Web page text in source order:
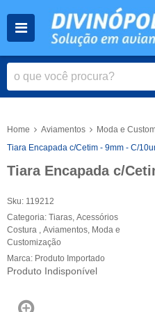
Home Aviamentos Moda e
Tiara Encapada c/Cetim - 9mm - C/
Tiara Encapada c/
Sku: 119212
Categoria: Tiaras Acessórios
Costura
Aviamentos Moda e
Customização
Marca: Produto Importado
Produto Indisponível